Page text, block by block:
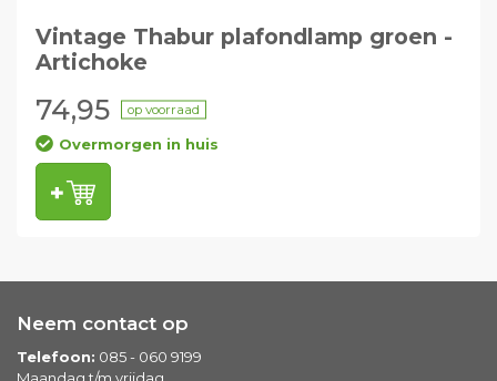
Vintage Thabur plafondlamp groen -
Artichoke
74,95 op voorraad
Overmorgen in huis
Neem contact op
Telefoon: 085 - 060 9199